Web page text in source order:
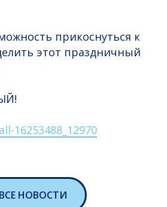
прикоснуться к
этот праздничный
16253488_12970
ВСЕ НОВОСТИ